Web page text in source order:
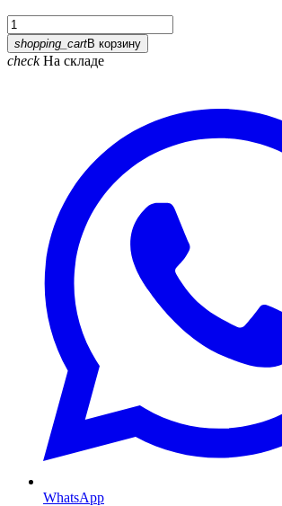
shopping_cartВ корзину
checkНа складе
WhatsApp